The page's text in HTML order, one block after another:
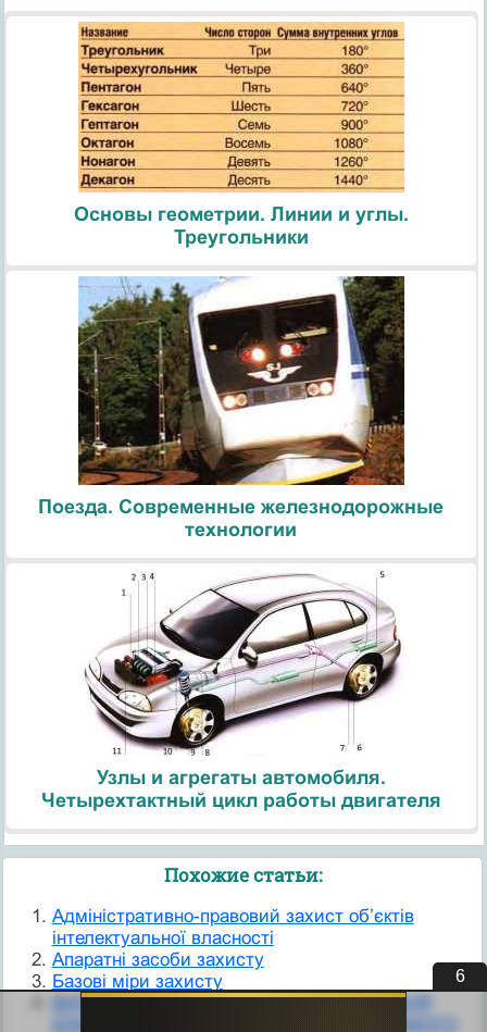
Основы геометрии. Линии и углы.
Треугольники
Поезда. Современные железнодорожные
технологии
Узлы и агрегаты автомобиля.
Четырехтактный цикл работы двигателя
Похожие статьи:
Адміністративно-правовий захист об’єктів
інтелектуальної власності
Апаратні засоби захисту
Базові міри захисту
ВИЗНАЧЕННЯ НЕОБХІДНОСТ ВИКОНАННЯ
5